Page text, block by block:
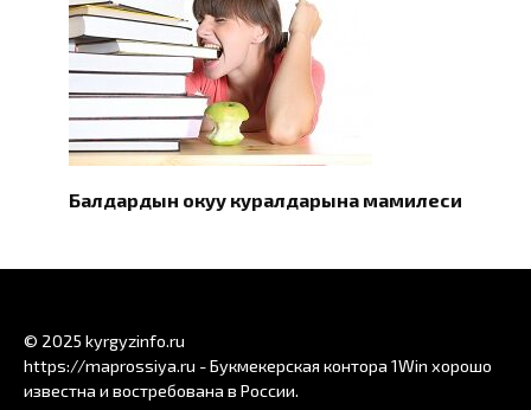
Балдардын окуу куралдарына мамилеси
© 2025 kyrgyzinfo.ru
https://maprossiya.ru - Букмекерская контора 1Win хорошо
известна и востребована в России.